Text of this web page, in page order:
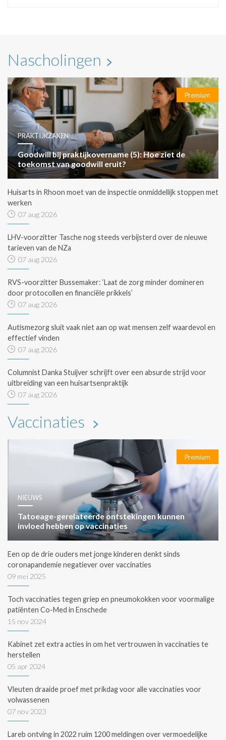
Nascholingen
Premium
PRAKTIJKZAKEN
Goodwill bij praktijkovername (5): Hoe ziet de
toekomst van goodwill eruit?
Huisarts in Rhoon moet van de inspectie onmiddellijk stoppen met
werken
07 aug 2026
LHV-voorzitter Tasche nog steeds verbijsterd over de nieuwe
tarieven van de NZa
07 aug 2026
RVS-voorzitter Bussemaker: ‘Laat de zorg minder domineren
door protocollen en financiële prikkels’
07 aug 2026
Autismezorg sluit vaak niet aan op wat mensen zelf waardevol en
effectief vinden
07 aug 2026
Columnist Danka Stuijver schrijft over een absurde strijd voor
uitbreiding van een huisartsenpraktijk
07 aug 2026
Vaccinaties
Premium
NIEUWS
Tatoeage-gerelateerde ontstekingen kunnen
invloed hebben op vaccinaties
Een op de drie ouders met jonge kinderen denkt sinds
coronapandemie negatiever over vaccinaties
09 mei 2025
Toch vaccinaties tegen griep en pneumokokken voor voormalige
patiënten Co-Med in Enschede
15 nov 2024
Kabinet zet extra acties in om het vertrouwen in vaccinaties te
herstellen
05 apr 2024
Vleuten draaide proef met prikdag voor alle vaccinaties voor
volwassenen
07 nov 2023
Lareb ontving in 2022 ruim 1200 meldingen over vermoedelijke